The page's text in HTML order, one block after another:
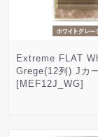
Extreme FLAT
Grege(12列) Jカ
[MEF12J_WG]